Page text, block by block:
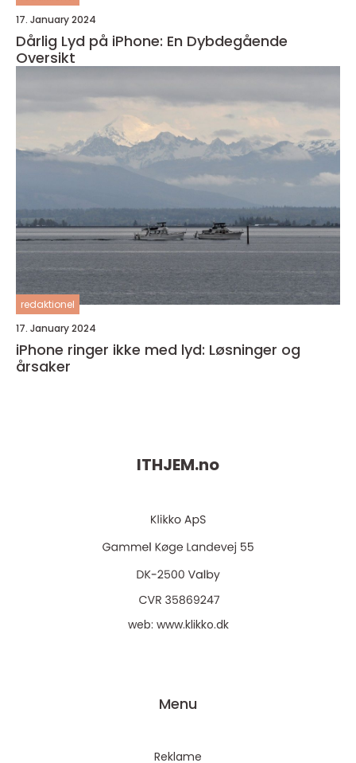
17. January 2024
Dårlig Lyd på iPhone: En Dybdegående
Oversikt
redaktionel
17. January 2024
iPhone ringer ikke med lyd: Løsninger og
årsaker
ITHJEM.no
web: www.klikko.dk
Menu
Reklame